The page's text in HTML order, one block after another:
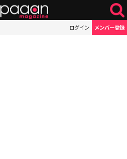
ログイン メンバー登録